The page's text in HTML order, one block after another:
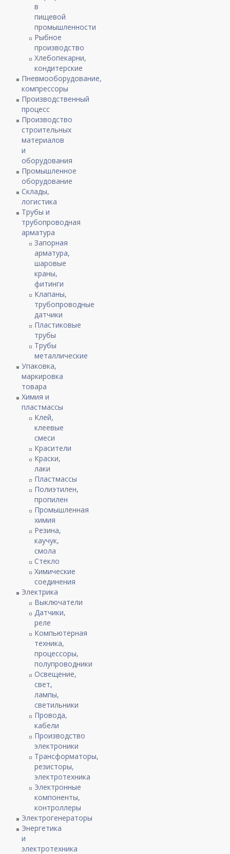
в
пищевой
промышленности
Рыбное
производство
Хлебопекарни,
кондитерские
Пневмооборудование,
компрессоры
Производственный
процесс
Производство
строительных
материалов
и
оборудования
Промышленное
оборудование
Склады,
логистика
Трубы и
трубопроводная
арматура
Запорная
арматура,
шаровые
краны,
фитинги
Клапаны,
трубопроводные
датчики
Пластиковые
трубы
Трубы
металлические
Упаковка,
маркировка
товара
Химия и
пластмассы
Клей,
клеевые
смеси
Красители
Краски,
лаки
Пластмассы
Полиэтилен,
пропилен
Промышленная
химия
Резина,
каучук,
смола
Стекло
Химические
соединения
Электрика
Выключатели
Датчики,
реле
Компьютерная
техника,
процессоры,
полупроводники
Освещение,
свет,
лампы,
светильники
Провода,
кабели
Производство
электроники
Трансформаторы,
резисторы,
электротехника
Электронные
компоненты,
контроллеры
Электрогенераторы
Энергетика
и
электротехника